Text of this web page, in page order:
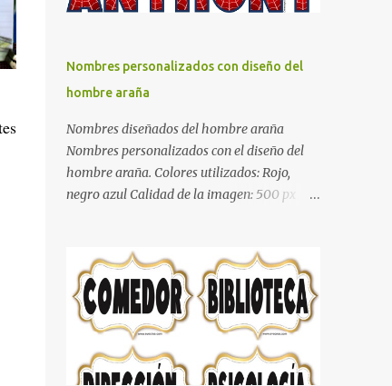
algunas sugerencias que pueden brindar la
dormitorio. El color naranja es una buena
opción para recibir esa luz y felicidad que
todo ser humano necesita. El color blanco es
ideal para lograr el relax total, es un color
que va con todo y además es color bastante
limpio que te dará esa sensación de calidez.
Los colores terra son excelentes para usar en
color muy relajante y por lo tanto entra en
la lista de colo...
Nombres personalizados con diseño del
hombre araña
Nombres diseñados del hombre araña
Nombres personalizados con el diseño del
hombre araña. Colores utilizados: Rojo,
negro azul Calidad de la imagen: 500 px Si
comentario y con gusto lo diseñamos.
Nombres con diseños Spiderman Sonic bella
Cartel de feliz cumpleaños de héroes en
pijamas Ideas para decorar el dormitorio
con pósters Cama con diseño de ring de
boxeo Ideas para decoraciones de fiestas